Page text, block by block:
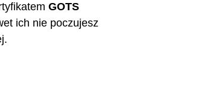
GOTS
ich nie poczujesz